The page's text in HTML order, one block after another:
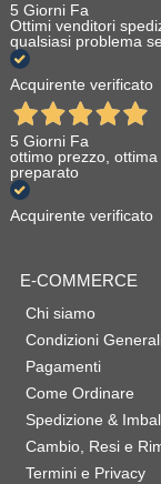
5 Giorni Fa
Ottimi venditori
qualsiasi problema
Acquirente verificato
5 Giorni Fa
ottimo prezzo,
preparato
Acquirente verificato
E-COMMERCE
Chi siamo
Condizioni
Pagamenti
Come Ordinare
Spedizione &
Cambio, Resi e
Termini e Privacy